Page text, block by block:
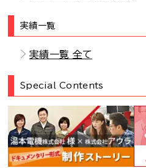
実績一覧
実績一覧 全て
Special Contents